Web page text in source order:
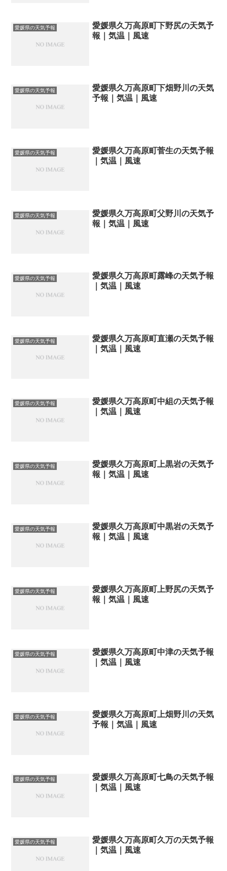
愛媛県の天気予報
愛媛県久万高原町下野尻の天気予
報｜気温｜風速
愛媛県の天気予報
愛媛県久万高原町下畑野川の天気
予報｜気温｜風速
愛媛県の天気予報
愛媛県久万高原町菅生の天気予報
｜気温｜風速
愛媛県の天気予報
愛媛県久万高原町父野川の天気予
報｜気温｜風速
愛媛県の天気予報
愛媛県久万高原町露峰の天気予報
｜気温｜風速
愛媛県の天気予報
愛媛県久万高原町直瀬の天気予報
｜気温｜風速
愛媛県の天気予報
愛媛県久万高原町中組の天気予報
｜気温｜風速
愛媛県の天気予報
愛媛県久万高原町上黒岩の天気予
報｜気温｜風速
愛媛県の天気予報
愛媛県久万高原町中黒岩の天気予
報｜気温｜風速
愛媛県の天気予報
愛媛県久万高原町上野尻の天気予
報｜気温｜風速
愛媛県の天気予報
愛媛県久万高原町中津の天気予報
｜気温｜風速
愛媛県の天気予報
愛媛県久万高原町上畑野川の天気
予報｜気温｜風速
愛媛県の天気予報
愛媛県久万高原町七鳥の天気予報
｜気温｜風速
愛媛県の天気予報
愛媛県久万高原町久万の天気予報
｜気温｜風速